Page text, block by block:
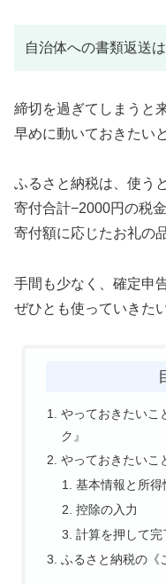
自治体への書類返送
締切を過ぎてしまうと
早めに動いておきたい
ふるさと納税は、使う
寄付合計−2000円の税
寄付額に応じたお礼の
手間も少なく、確定申
ぜひとも使っていきた
やっておきたいこ
ク』
やっておきたいこ
基本情報と所得
控除の入力
計算を押して完
ふるさと納税の《